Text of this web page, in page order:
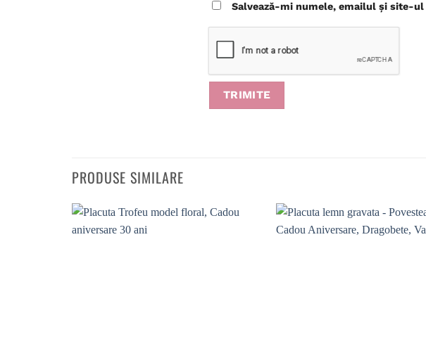
Salvează-mi numele, emailul și site-
PRODUSE SIMILARE